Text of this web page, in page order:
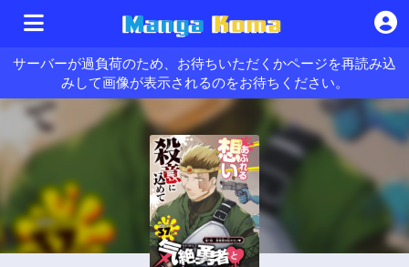
サーバーが過負荷のため、お待ちいただくかページを再読み込
みして画像が表示されるのをお待ちください。